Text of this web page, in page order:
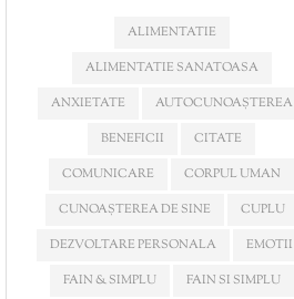
ALIMENTATIE
ALIMENTATIE SANATOASA
ANXIETATE
AUTOCUNOAȘTEREA
BENEFICII
CITATE
COMUNICARE
CORPUL UMAN
CUNOAȘTEREA DE SINE
CUPLU
DEZVOLTARE PERSONALA
EMOTII
FAIN & SIMPLU
FAIN SI SIMPLU